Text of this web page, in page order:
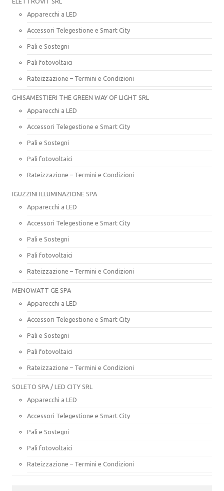
Apparecchi a LED
Accessori Telegestione e Smart City
Pali e Sostegni
Pali fotovoltaici
Rateizzazione – Termini e Condizioni
GHISAMESTIERI THE GREEN WAY OF LIGHT SRL
Apparecchi a LED
Accessori Telegestione e Smart City
Pali e Sostegni
Pali fotovoltaici
Rateizzazione – Termini e Condizioni
IGUZZINI ILLUMINAZIONE SPA
Apparecchi a LED
Accessori Telegestione e Smart City
Pali e Sostegni
Pali fotovoltaici
Rateizzazione – Termini e Condizioni
MENOWATT GE SPA
Apparecchi a LED
Accessori Telegestione e Smart City
Pali e Sostegni
Pali fotovoltaici
Rateizzazione – Termini e Condizioni
SOLETO SPA / LED CITY SRL
Apparecchi a LED
Accessori Telegestione e Smart City
Pali e Sostegni
Pali fotovoltaici
Rateizzazione – Termini e Condizioni